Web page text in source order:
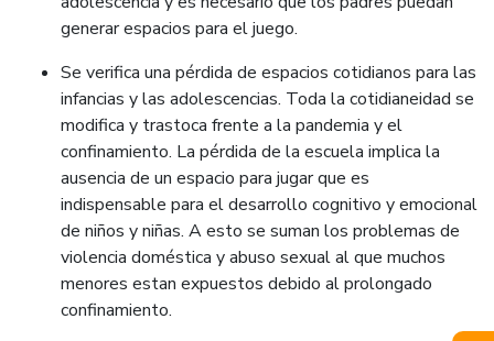
generar espacios para el juego.
Se verifica una pérdida de espacios cotidianos para las
infancias y las adolescencias. Toda la cotidianeidad se
modifica y trastoca frente a la pandemia y el
confinamiento. La pérdida de la escuela implica la
ausencia de un espacio para jugar que es
indispensable para el desarrollo cognitivo y emocional
de niños y niñas. A esto se suman los problemas de
violencia doméstica y abuso sexual al que muchos
menores estan expuestos debido al prolongado
confinamiento.